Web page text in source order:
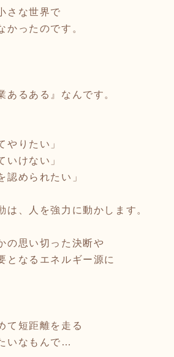
さな世界で
かったのです。
あるある』なんです。
やりたい」
いけない」
認められたい」
、人を強力に動かします。
の思い切った決断や
となるエネルギー源に
て短距離を走る
いなもんで…